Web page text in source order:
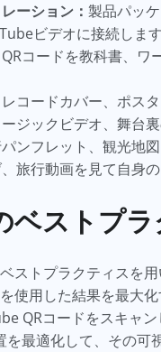
ーション： 製品パッ
ビデオに接続します
QRコードを教科書、ワ
レコードカバー、ポス
ジックビデオ、舞台
ンフレット、観光地
旅行動画を見て自身
ベストプ
ストプラクティスを
使用した結果を最大
QRコードをスキャ
を最適化して、その可